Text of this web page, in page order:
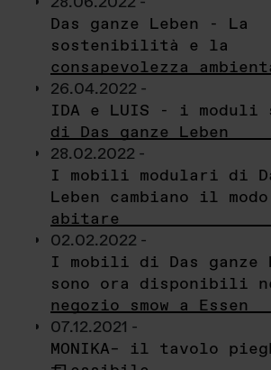
Das ganze Leben - La
sostenibilità e la
consapevolezza
26.04.2022 -
IDA e LUIS - i moduli
di Das ganze Leben
28.02.2022 -
I mobili modulari di
Leben cambiano il
abitare
02.02.2022 -
I mobili di Das ganze
sono ora disponibili
negozio smow a Essen
07.12.2021 -
MONIKA– il tavolo